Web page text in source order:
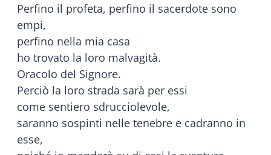
Perfino il profeta, perfino il sacerdote sono
empi,
perfino nella mia casa
ho trovato la loro malvagità.
Oracolo del Signore.
Perciò la loro strada sarà per essi
come sentiero sdrucciolevole,
saranno sospinti nelle tenebre e cadranno in
esse,